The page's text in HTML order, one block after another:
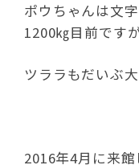
ポウちゃんは文
1200㎏目前ですが
ツララもだいぶ
2016年4月に来